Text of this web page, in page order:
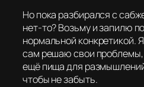
Но пока разбирался с
нет-то? Возьму и запилю
нормальной конкретикой.
сам решаю свои проблемы,
ещё пища для
чтобы не забыть.